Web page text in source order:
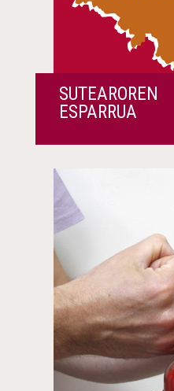
SUTEAROREN
ESPARRUA